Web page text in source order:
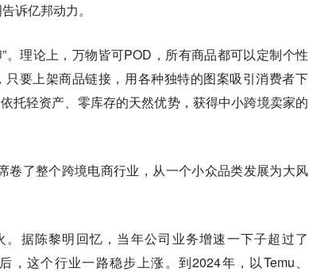
诉亿邦动力。
。理论上，万物皆可POD，所有商品都可以定制个性
要上架商品链接，用各种独特的图案吸引消费者下
托轻资产、零库存的天然优势，获得中小跨境卖家的
卷了整个跨境电商行业，从一个小众品类发展为大风
据陈黎明回忆，当年公司业务增速一下子超过了
这个行业一路稳步上涨。到2024年，以Temu、